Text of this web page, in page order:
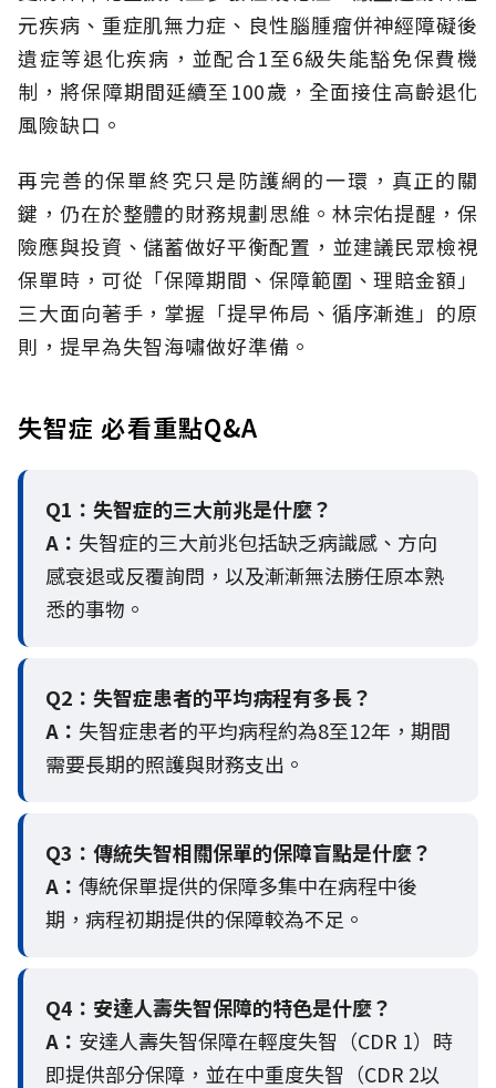
元疾病、重症肌無力症、良性腦腫瘤併神經障礙後
遺症等退化疾病，並配合1至6級失能豁免保費機
制，將保障期間延續至100歲，全面接住高齡退化
風險缺口。
再完善的保單終究只是防護網的一環，真正的關
鍵，仍在於整體的財務規劃思維。 林宗佑提醒，保
險應與投資、儲蓄做好平衡配置，並建議民眾檢視
保單時，可從「保障期間、保障範圍、理賠金額」
三大面向著手，掌握「提早佈局、循序漸進」的原
則，提早為失智海嘯做好準備。
失智症 必看重點Q&A
Q1：失智症的三大前兆是什麼？
A： 失智症的三大前兆包括缺乏病識感、方向
感衰退或反覆詢問，以及漸漸無法勝任原本熟
悉的事物。
Q2： 失智症患者的平均病程有多長？
A： 失智症患者的平均病程約為8至12年，期間
需要長期的照護與財務支出。
Q3： 傳統失智相關保單的保障盲點是什麼？
A： 傳統保單提供的保障多集中在病程中後
期，病程初期提供的保障較為不足。
Q4： 安達人壽失智保障的特色是什麼？
A： 安達人壽失智保障在輕度失智（CDR 1）時
即提供部分保障，並在中重度失智（CDR 2以